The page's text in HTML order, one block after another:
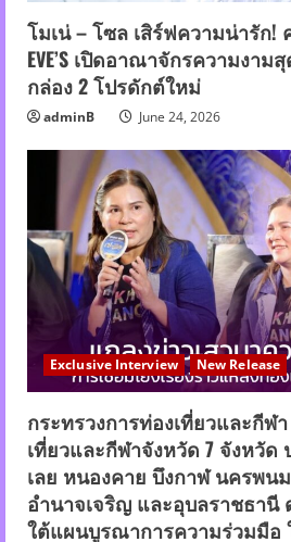
โมเน่ – โซล เสิร์ฟความน่ารัก!
EVE’S เปิดอาณาจักรความงา
กล่อง 2 โปรดักต์ใหม่
adminB June 24, 2026
Exclusive Interview New Release
กระทรวงการท่องเที่ยวและกีฬ
เที่ยวและกีฬาจังหวัด 7 จังหวัด
เลย หนองคาย บึงกาฬ นครพน
อำนาจเจริญ และอุบลราชธานี
ใต้แผนบูรณาการความร่วมมือ